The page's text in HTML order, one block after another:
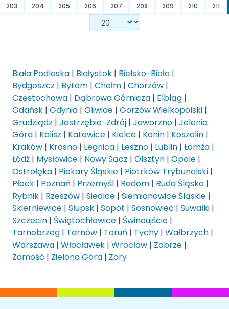
203 204 205 206 207 208 209 210 211
Biała Podlaska | Białystok | Bielsko-Biała |
Bydgoszcz | Bytom | Chełm | Chorzów |
Częstochowa | Dąbrowa Górnicza | Elbląg |
Gdańsk | Gdynia | Gliwice | Gorzów Wielkopolski |
Grudziądz | Jastrzębie-Zdrój | Jaworzno | Jelenia
Góra | Kalisz | Katowice | Kielce | Konin | Koszalin |
Kraków | Krosno | Legnica | Leszno | Lublin | Łomża |
Łódź | Mysłowice | Nowy Sącz | Olsztyn | Opole |
Ostrołęka | Piekary Śląskie | Piotrków Trybunalski |
Płock | Poznań | Przemyśl | Radom | Ruda Śląska |
Rybnik | Rzeszów | Siedlce | Siemianowice Śląskie |
Skierniewice | Słupsk | Sopot | Sosnowiec | Suwałki |
Szczecin | Świętochłowice | Świnoujście |
Tarnobrzeg | Tarnów | Toruń | Tychy | Wałbrzych |
Warszawa | Włocławek | Wrocław | Zabrze |
Zamość | Zielona Góra | Żory